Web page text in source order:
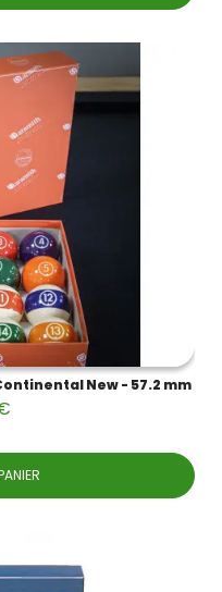
New - 57.2 mm